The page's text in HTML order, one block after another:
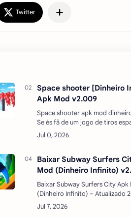
Space shooter [Dinheiro
Apk Mod v2.009
Space shooter apk mod
Se és fã de um jogo de tiros
gostas de simular tiros para o
o Space shooter: Galaxy attack
Baixar Subway Surfers
Mod (Dinheiro Infinito)
Baixar Subway Surfers City Apk
(Dinheiro Infinito) – Atualizado
você é fã de jogos de corrida
provavelmente já conhece o